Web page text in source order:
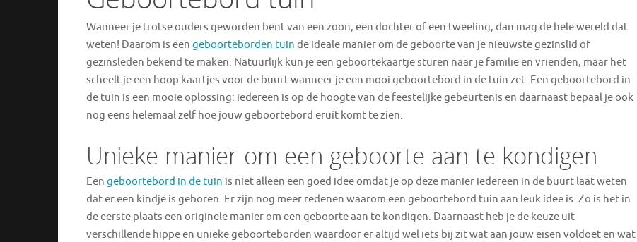
Wanneer je trotse ouders geworden bent van een zoon, een dochter of een tweeling, dan mag de hele wereld dat
weten! Daarom is een geboorteborden tuin de ideale manier om de geboorte van je nieuwste gezinslid of
gezinsleden bekend te maken. Natuurlijk kun je een geboortekaartje sturen naar je familie en vrienden, maar het
scheelt je een hoop kaartjes voor de buurt wanneer je een mooi geboortebord in de tuin zet. Een geboortebord in
de tuin is een mooie oplossing: iedereen is op de hoogte van de feestelijke gebeurtenis en daarnaast bepaal je ook
nog eens helemaal zelf hoe jouw geboortebord eruit komt te zien.
Unieke manier om een geboorte aan te kondigen
Een geboortebord in de tuin is niet alleen een goed idee omdat je op deze manier iedereen in de buurt laat weten
dat er een kindje is geboren. Er zijn nog meer redenen waarom een geboortebord tuin aan leuk idee is. Zo is het in
de eerste plaats een originele manier om een geboorte aan te kondigen. Daarnaast heb je de keuze uit
verschillende hippe en unieke geboorteborden waardoor er altijd wel iets bij zit wat aan jouw eisen voldoet en wat